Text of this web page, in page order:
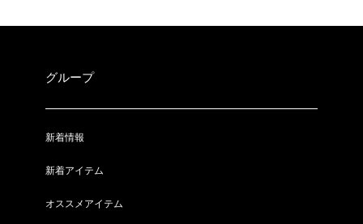
グループ
新着情報
新着アイテム
オススメアイテム